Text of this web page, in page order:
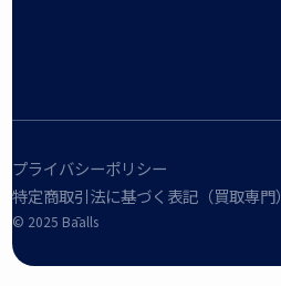
プライバシーポリシー
特定商取引法に基づく表記（買取専門）
©︎ 2025 Bāalls